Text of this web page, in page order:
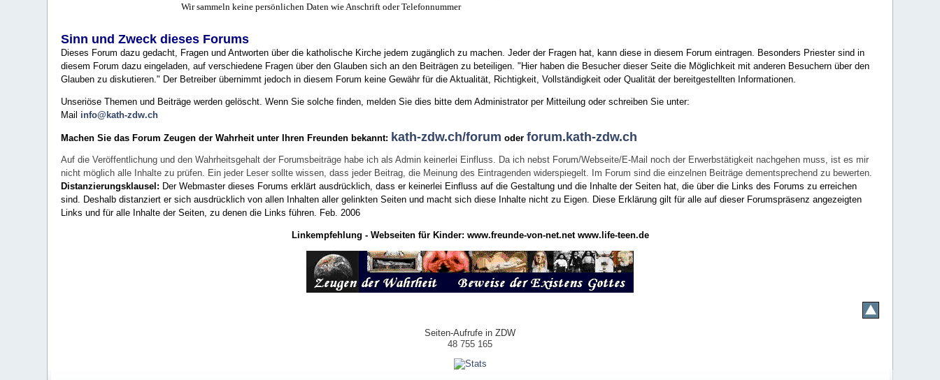
Wir sammeln keine persönlichen Daten wie Anschrift oder Telefonnummer
Sinn und Zweck dieses Forums
Dieses Forum dazu gedacht, Fragen und Antworten über die katholische Kirche jedem zugänglich zu machen. Jeder der Fragen hat, kann diese in diesem Forum eintragen. Besonders Priester sind in
diesem Forum dazu eingeladen, auf verschiedene Fragen über den Glauben sich an den Beiträgen zu beteiligen. "Hier haben die Besucher dieser Seite die Möglichkeit mit anderen Besuchern über den
Glauben zu diskutieren." Der Betreiber übernimmt jedoch in diesem Forum keine Gewähr für die Aktualität, Richtigkeit, Vollständigkeit oder Qualität der bereitgestellten Informationen.
Unseriöse Themen und Beiträge werden gelöscht. Wenn Sie solche finden, melden Sie dies bitte dem Administrator per Mitteilung oder schreiben Sie unter:
Mail info@kath-zdw.ch
Machen Sie das Forum Zeugen der Wahrheit unter Ihren Freunden bekannt: kath-zdw.ch/forum oderforum.kath-zdw.ch
Auf die Veröffentlichung und den Wahrheitsgehalt der Forumsbeiträge habe ich als Admin keinerlei Einfluss. Da ich nebst Forum/Webseite/E-Mail noch der Erwerbstätigkeit nachgehen muss, ist es mir
nicht möglich alle Inhalte zu prüfen. Ein jeder Leser sollte wissen, dass jeder Beitrag, die Meinung des Eintragenden widerspiegelt. Im Forum sind die einzelnen Beiträge dementsprechend zu bewerten.
Distanzierungsklausel: Der Webmaster dieses Forums erklärt ausdrücklich, dass er keinerlei Einfluss auf die Gestaltung und die Inhalte der Seiten hat, die über die Links des Forums zu erreichen
sind. Deshalb distanziert er sich ausdrücklich von allen Inhalten aller gelinkten Seiten und macht sich diese Inhalte nicht zu Eigen. Diese Erklärung gilt für alle auf dieser Forumspräsenz angezeigten
Links und für alle Inhalte der Seiten, zu denen die Links führen. Feb. 2006
Linkempfehlung - Webseiten für Kinder: www.freunde-von-net.net www.life-teen.de
Seiten-Aufrufe in ZDW
48 755 165